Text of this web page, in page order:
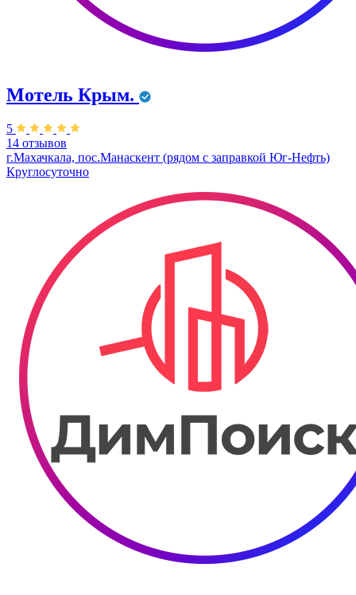
Мотель Крым.
5
14 отзывов
г.Махачкала, пос.Манаскент (рядом с заправкой Юг-Нефть)
Круглосуточно